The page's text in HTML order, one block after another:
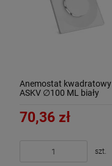
Anemostat kwadratowy
ASKV ∅100 ML biały
70,36 zł
szt.